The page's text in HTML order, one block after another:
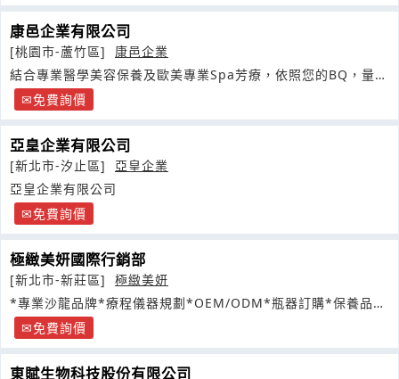
康邑企業有限公司
[桃園市-蘆竹區]
康邑企業
結合專業醫學美容保養及歐美專業Spa芳療，依照您的BQ，量身
打造專屬您的美麗養生
免費詢價
亞皇企業有限公司
[新北市-汐止區]
亞皇企業
亞皇企業有限公司
免費詢價
極緻美妍國際行銷部
[新北市-新莊區]
極緻美妍
*專業沙龍品牌*療程儀器規劃*OEM/ODM*瓶器訂購*保養品詢
價 免費詢價
東賦生物科技股份有限公司